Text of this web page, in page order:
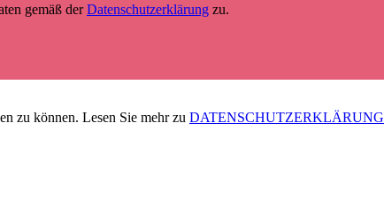
gemäß derDatenschutzerklärung zu.
zu können. Lesen Sie mehr zu DATENSCHUTZERKLÄRUNG